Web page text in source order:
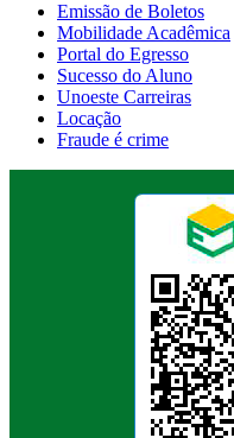
Emissão de Boletos
Mobilidade Acadêmica
Portal do Egresso
Sucesso do Aluno
Unoeste Carreiras
Locação
Fraude é crime